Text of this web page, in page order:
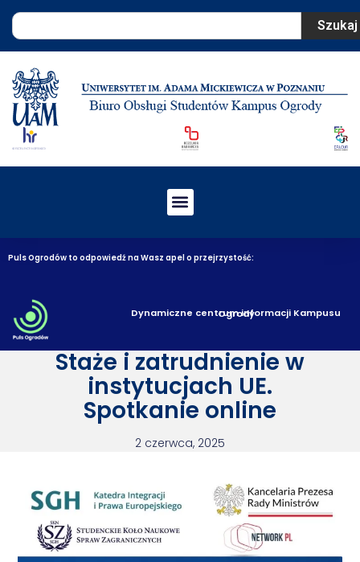
Szukaj
Puls Ogrodów to odpowiedź na Wasz apel o przejrzystość:
Dynamiczne centrum informacji Kampusu Ogrody
Staże i zatrudnienie w
instytucjach UE.
Spotkanie online
2 czerwca, 2025